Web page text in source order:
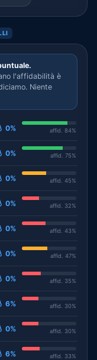
l'affidabilità è
Niente
0% affid. 84%
0% affid. 75%
0% affid. 45%
0% affid. 32%
0% affid. 43%
0% affid. 47%
0% affid. 35%
6% affid. 30%
0% affid. 30%
6% affid. 33%